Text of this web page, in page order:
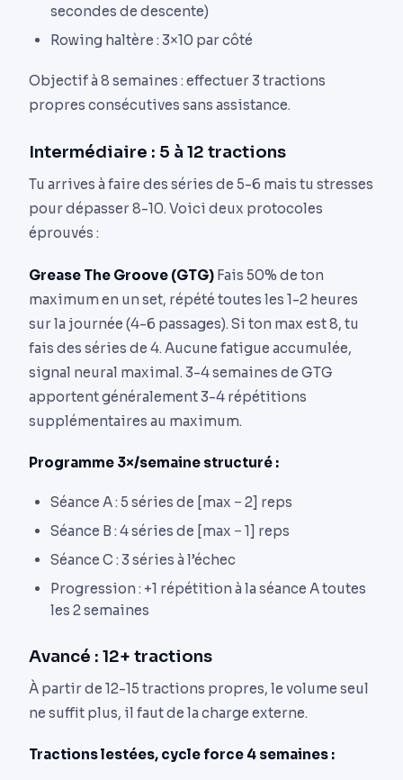
secondes de descente)
Rowing haltère : 3×10 par côté
Objectif à 8 semaines : effectuer 3 tractions
propres consécutives sans assistance.
Intermédiaire : 5 à 12 tractions
Tu arrives à faire des séries de 5-6 mais tu stresses
pour dépasser 8-10. Voici deux protocoles
éprouvés :
Grease The Groove (GTG) Fais 50% de ton
maximum en un set, répété toutes les 1-2 heures
sur la journée (4-6 passages). Si ton max est 8, tu
fais des séries de 4. Aucune fatigue accumulée,
signal neural maximal. 3-4 semaines de GTG
apportent généralement 3-4 répétitions
supplémentaires au maximum.
Programme 3×/semaine structuré :
Séance A : 5 séries de [max − 2] reps
Séance B : 4 séries de [max − 1] reps
Séance C : 3 séries à l’échec
Progression : +1 répétition à la séance A toutes
les 2 semaines
Avancé : 12+ tractions
À partir de 12-15 tractions propres, le volume seul
ne suffit plus, il faut de la charge externe.
Tractions lestées, cycle force 4 semaines :